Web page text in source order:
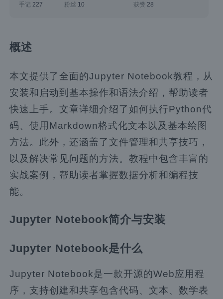
手记227 粉丝 10 获赞 28
概述
本文提供了全面的Jupyter Notebook教程，从
安装和启动到基本操作和语法介绍，帮助读者
快速上手。文章详细介绍了如何执行Python代
码、使用Markdown格式化文本以及基本绘图
方法。此外，还涵盖了文件管理和共享技巧，
以及解决常见问题的方法。教程中包含丰富的
实战案例，帮助读者掌握数据分析和编程技
能。
Jupyter Notebook简介与安装
Jupyter Notebook是什么
Jupyter Notebook是一款开源的Web应用程
序，支持创建和共享包含代码、文本、数学表